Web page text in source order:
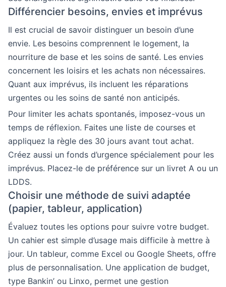
Différencier besoins, envies et imprévus
Il est crucial de savoir distinguer un besoin d’une
envie. Les besoins comprennent le logement, la
nourriture de base et les soins de santé. Les envies
concernent les loisirs et les achats non nécessaires.
Quant aux imprévus, ils incluent les réparations
urgentes ou les soins de santé non anticipés.
Pour limiter les achats spontanés, imposez-vous un
temps de réflexion. Faites une liste de courses et
appliquez la règle des 30 jours avant tout achat.
Créez aussi un fonds d’urgence spécialement pour les
imprévus. Placez-le de préférence sur un livret A ou un
LDDS.
Choisir une méthode de suivi adaptée
(papier, tableur, application)
Évaluez toutes les options pour suivre votre budget.
Un cahier est simple d’usage mais difficile à mettre à
jour. Un tableur, comme Excel ou Google Sheets, offre
plus de personnalisation. Une application de budget,
type Bankin’ ou Linxo, permet une gestion